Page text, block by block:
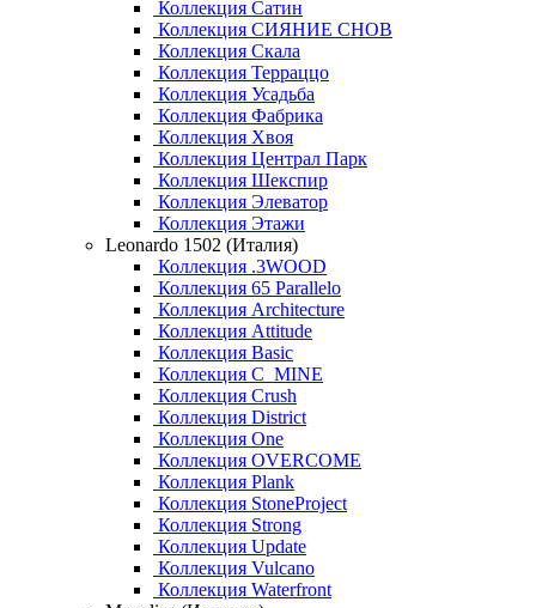
Коллекция Сатин
Коллекция СИЯНИЕ СНОВ
Коллекция Скала
Коллекция Терраццо
Коллекция Усадьба
Коллекция Фабрика
Коллекция Хвоя
Коллекция Централ Парк
Коллекция Шекспир
Коллекция Элеватор
Коллекция Этажи
Leonardo 1502 (Италия)
Коллекция .3WOOD
Коллекция 65 Parallelo
Коллекция Architecture
Коллекция Attitude
Коллекция Basic
Коллекция C_MINE
Коллекция Crush
Коллекция District
Коллекция One
Коллекция OVERCOME
Коллекция Plank
Коллекция StoneProject
Коллекция Strong
Коллекция Update
Коллекция Vulcano
Коллекция Waterfront